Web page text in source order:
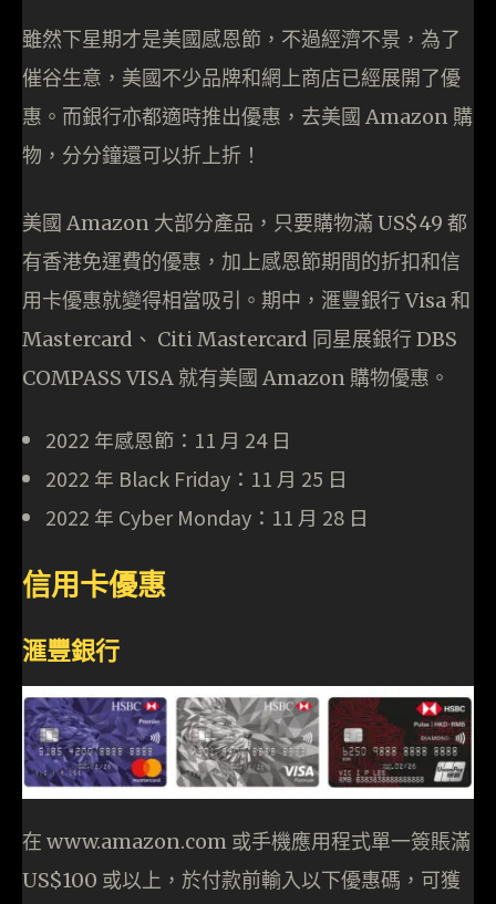
雖然下星期才是美國感恩節，不過經濟不景，為了
催谷生意，美國不少品牌和網上商店已經展開了優
惠。而銀行亦都適時推出優惠，去美國 Amazon 購
物，分分鐘還可以折上折！
美國 Amazon 大部分產品，只要購物滿 US$49 都
有香港免運費的優惠，加上感恩節期間的折扣和信
用卡優惠就變得相當吸引。期中，滙豐銀行 Visa 和
Mastercard、 Citi Mastercard 同星展銀行 DBS
COMPASS VISA 就有美國 Amazon 購物優惠。
2022 年感恩節：11 月 24 日
2022 年 Black Friday：11 月 25 日
2022 年 Cyber Monday：11 月 28 日
信用卡優惠
滙豐銀行
在 www.amazon.com 或手機應用程式單一簽賬滿
US$100 或以上，於付款前輸入以下優惠碼，可獲